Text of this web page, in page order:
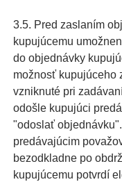
3.5. Pred zaslaním
kupujúcemu
do objednávky
možnosť kupujúceho
vzniknuté pri
odošle kupujúci
"odoslať
predávajúcim
bezodkladne po
kupujúcemu potvrdí